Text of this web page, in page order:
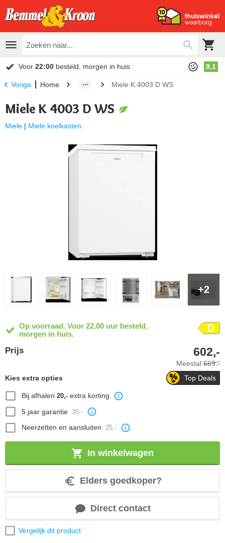
Voor 22:00 besteld, morgen in huis 9,1
Vorige Home Miele K 4003 D WS
Miele K 4003 D WS
Miele | Miele koelkasten
+2
Op voorraad. Voor 22.00 uur besteld,
morgen in huis.
D
Prijs
Meestal 669,-
602,-
Top Deals
Kies extra opties
Bij afhalen 20,-extra korting
5 jaar garantie
35,-
Neerzetten en aansluiten 25,-
In winkelwagen
Elders goedkoper?
Direct contact
Vergelijk dit product